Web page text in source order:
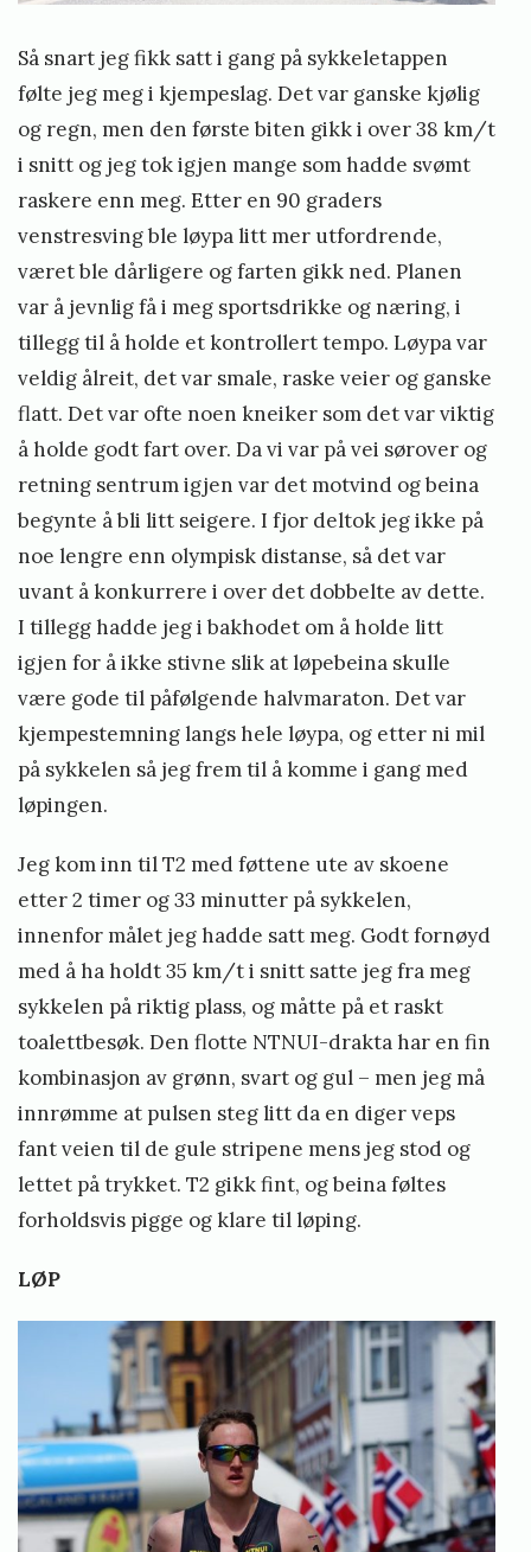
Så snart jeg fikk satt i gang på sykkeletappen
følte jeg meg i kjempeslag. Det var ganske kjølig
og regn, men den første biten gikk i over 38 km/t
i snitt og jeg tok igjen mange som hadde svømt
raskere enn meg. Etter en 90 graders
venstresving ble løypa litt mer utfordrende,
været ble dårligere og farten gikk ned. Planen
var å jevnlig få i meg sportsdrikke og næring, i
tillegg til å holde et kontrollert tempo. Løypa var
veldig ålreit, det var smale, raske veier og ganske
flatt. Det var ofte noen kneiker som det var viktig
å holde godt fart over. Da vi var på vei sørover og
retning sentrum igjen var det motvind og beina
begynte å bli litt seigere. I fjor deltok jeg ikke på
noe lengre enn olympisk distanse, så det var
uvant å konkurrere i over det dobbelte av dette.
I tillegg hadde jeg i bakhodet om å holde litt
igjen for å ikke stivne slik at løpebeina skulle
være gode til påfølgende halvmaraton. Det var
kjempestemning langs hele løypa, og etter ni mil
på sykkelen så jeg frem til å komme i gang med
løpingen.
Jeg kom inn til T2 med føttene ute av skoene
etter 2 timer og 33 minutter på sykkelen,
innenfor målet jeg hadde satt meg. Godt fornøyd
med å ha holdt 35 km/t i snitt satte jeg fra meg
sykkelen på riktig plass, og måtte på et raskt
toalettbesøk. Den flotte NTNUI-drakta har en fin
kombinasjon av grønn, svart og gul – men jeg må
innrømme at pulsen steg litt da en diger veps
fant veien til de gule stripene mens jeg stod og
lettet på trykket. T2 gikk fint, og beina føltes
forholdsvis pigge og klare til løping.
LØP